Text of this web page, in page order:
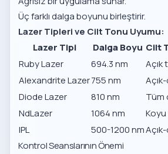
Üç farklı dalga boyunu birleştirir.
Lazer Tipleri ve Cilt Tonu Uyumu:
Lazer Tipi
Dalga Boyu Cilt
Ruby Lazer
694.3 nm
Açık
Alexandrite Lazer755 nm
Diode Lazer
810 nm
Tüm
NdLazer
1064 nm
IPL
500-1200 nm
Kontrol Seanslarının Önemi